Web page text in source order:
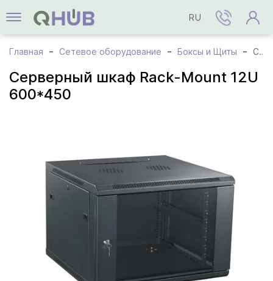
RU
Главная Сетевое оборудование Боксы и Щиты Серверный шкаф Rack-Mount 12U 600*450
Серверный шкаф Rack-Mount 12U
600*450